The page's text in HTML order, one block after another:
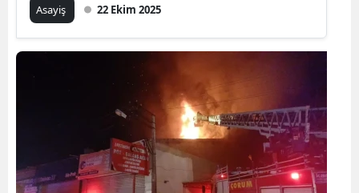
Asayiş 22 Ekim 2025